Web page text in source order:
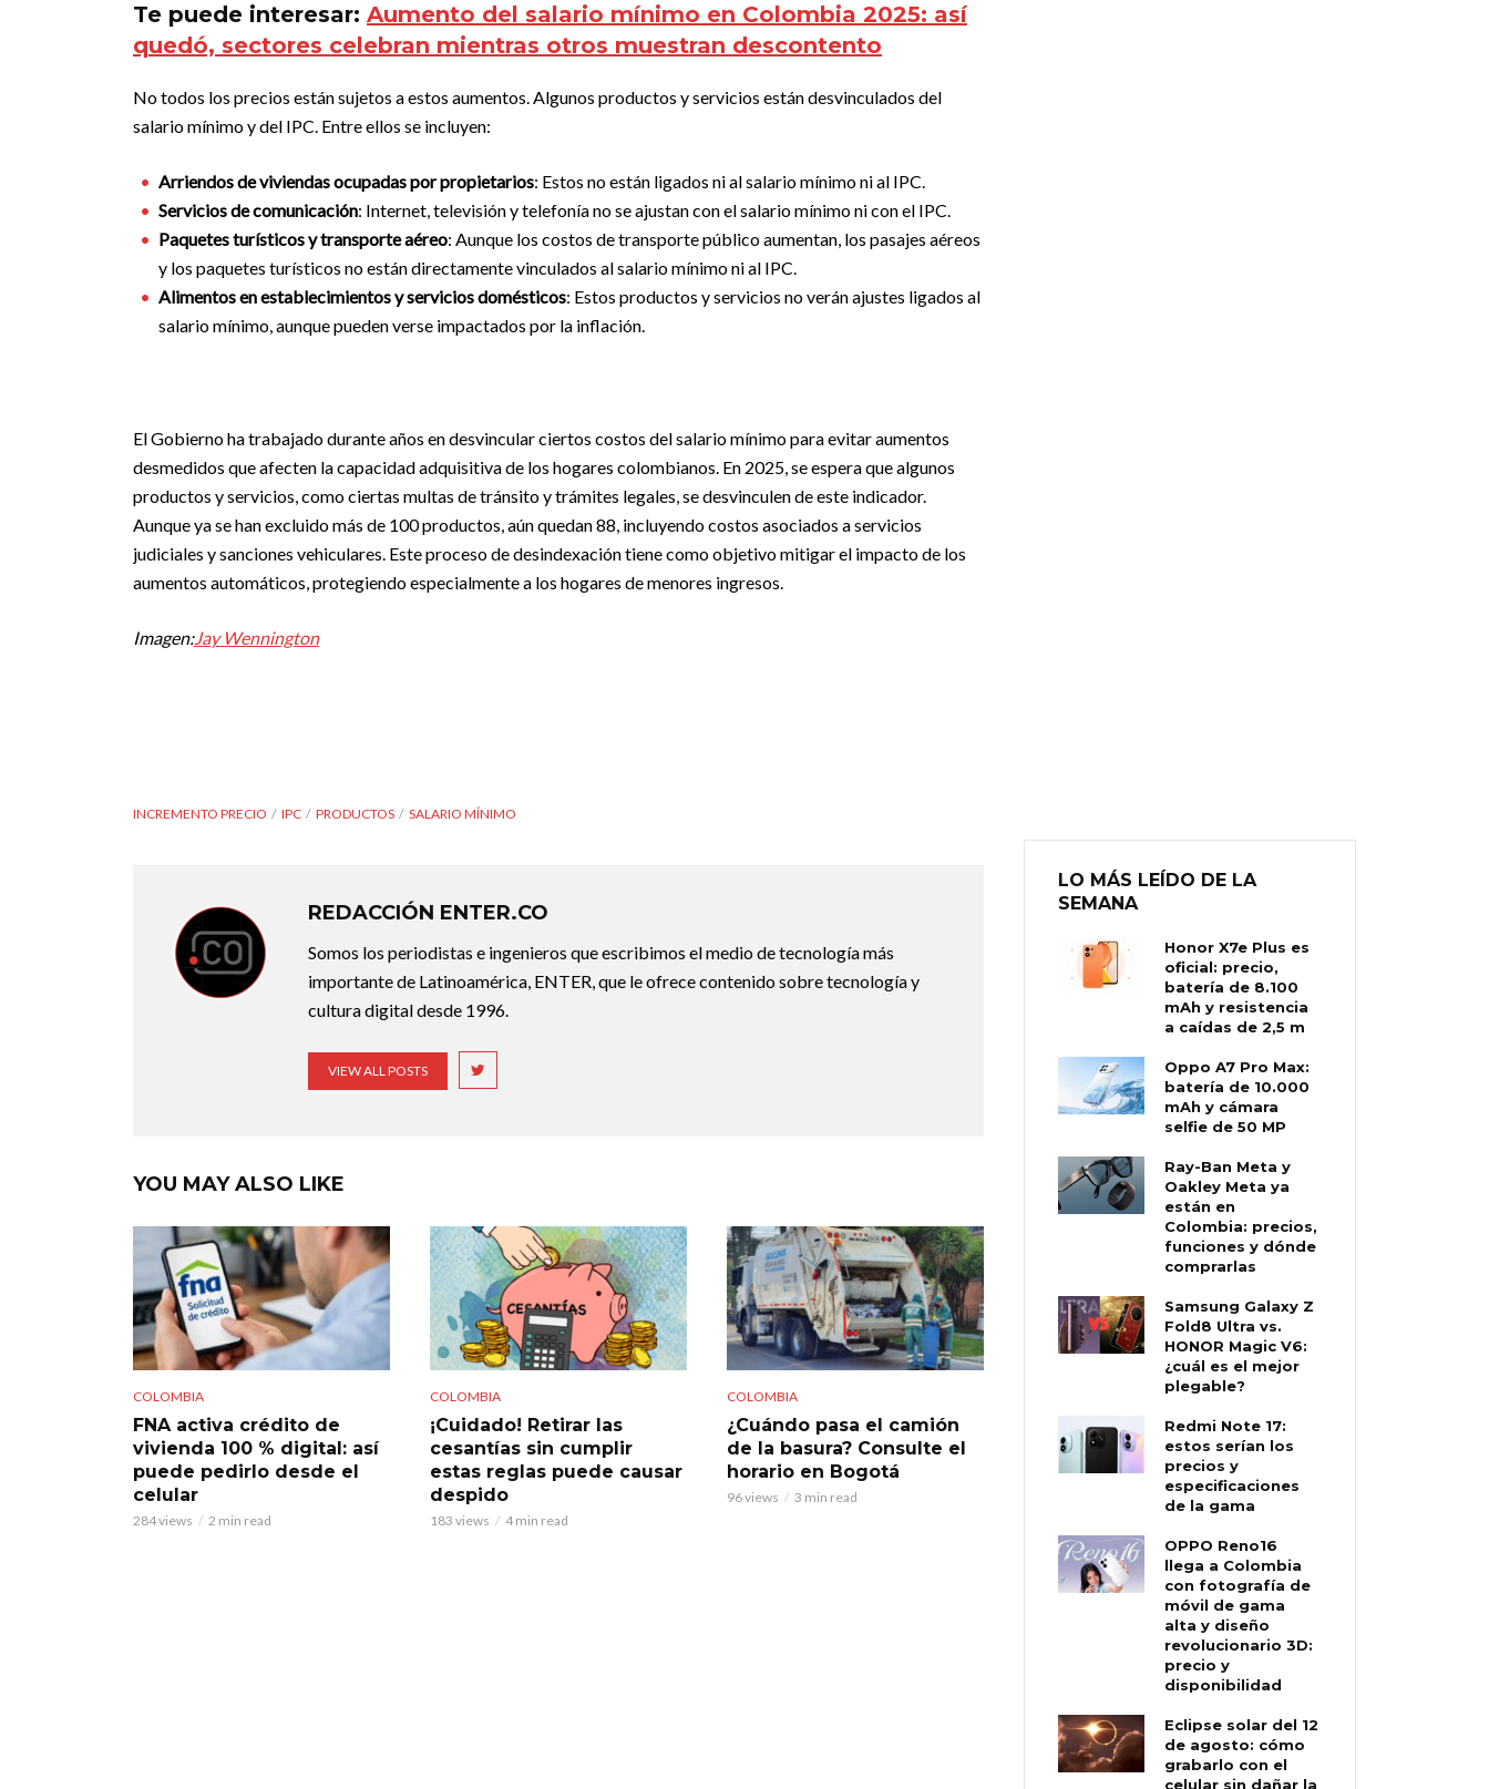
Te puede interesar: Aumento del salario mínimo en Colombia 2025: así
quedó, sectores celebran mientras otros muestran descontento
No todos los precios están sujetos a estos aumentos. Algunos productos y servicios están desvinculados del
salario mínimo y del IPC. Entre ellos se incluyen:
Arriendos de viviendas ocupadas por propietarios: Estos no están ligados ni al salario mínimo ni al IPC.
Servicios de comunicación: Internet, televisión y telefonía no se ajustan con el salario mínimo ni con el IPC.
Paquetes turísticos y transporte aéreo: Aunque los costos de transporte público aumentan, los pasajes aéreos
y los paquetes turísticos no están directamente vinculados al salario mínimo ni al IPC.
Alimentos en establecimientos y servicios domésticos: Estos productos y servicios no verán ajustes ligados al
salario mínimo, aunque pueden verse impactados por la inflación.
El Gobierno ha trabajado durante años en desvincular ciertos costos del salario mínimo para evitar aumentos
desmedidos que afecten la capacidad adquisitiva de los hogares colombianos. En 2025, se espera que algunos
productos y servicios, como ciertas multas de tránsito y trámites legales, se desvinculen de este indicador.
Aunque ya se han excluido más de 100 productos, aún quedan 88, incluyendo costos asociados a servicios
judiciales y sanciones vehiculares. Este proceso de desindexación tiene como objetivo mitigar el impacto de los
aumentos automáticos, protegiendo especialmente a los hogares de menores ingresos.
Imagen:Jay Wennington
INCREMENTO PRECIO IPC PRODUCTOS SALARIO MÍNIMO
REDACCIÓN ENTER.CO
Somos los periodistas e ingenieros que escribimos el medio de tecnología más
importante de Latinoamérica, ENTER, que le ofrece contenido sobre tecnología y
cultura digital desde 1996.
VIEW ALL POSTS
YOU MAY ALSO LIKE
COLOMBIA
FNA activa crédito de
vivienda 100 % digital: así
puede pedirlo desde el
celular
284 views 2 min read
COLOMBIA
¡Cuidado! Retirar las
cesantías sin cumplir
estas reglas puede causar
despido
183 views 4 min read
COLOMBIA
¿Cuándo pasa el camión
de la basura? Consulte el
horario en Bogotá
96 views 3 min read
LO MÁS LEÍDO DE LA
SEMANA
Honor X7e Plus es
oficial: precio,
batería de 8.100
mAh y resistencia
a caídas de 2,5 m
Oppo A7 Pro Max:
batería de 10.000
mAh y cámara
selfie de 50 MP
Ray-Ban Meta y
Oakley Meta ya
están en
Colombia: precios,
funciones y dónde
comprarlas
Samsung Galaxy Z
Fold8 Ultra vs.
HONOR Magic V6:
¿cuál es el mejor
plegable?
Redmi Note 17:
estos serían los
precios y
especificaciones
de la gama
OPPO Reno16
llega a Colombia
con fotografía de
móvil de gama
alta y diseño
revolucionario 3D:
precio y
disponibilidad
Eclipse solar del 12
de agosto: cómo
grabarlo con el
celular sin dañar la